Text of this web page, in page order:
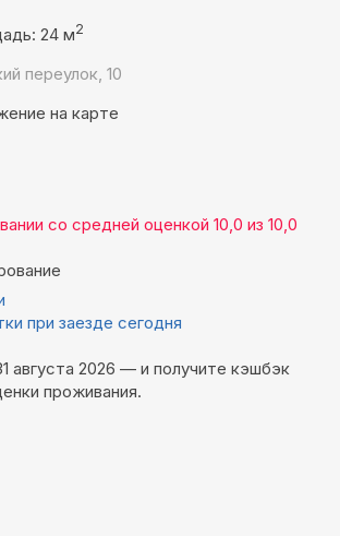
24 м2
переулок, 10
на карте
со средней оценкой 10,0 из 10,0
при заезде сегодня
августа 2026 — и получите кэшбэк
проживания.